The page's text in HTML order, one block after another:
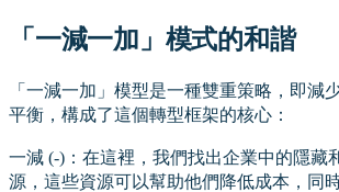
「一減一加」模式的和諧
「一減一加」模型是一種雙重策略，即減
平衡，構成了這個轉型框架的核心：
一減 (-)：在這裡，我們找出企業中的隱藏
源，這些資源可以幫助他們降低成本，同